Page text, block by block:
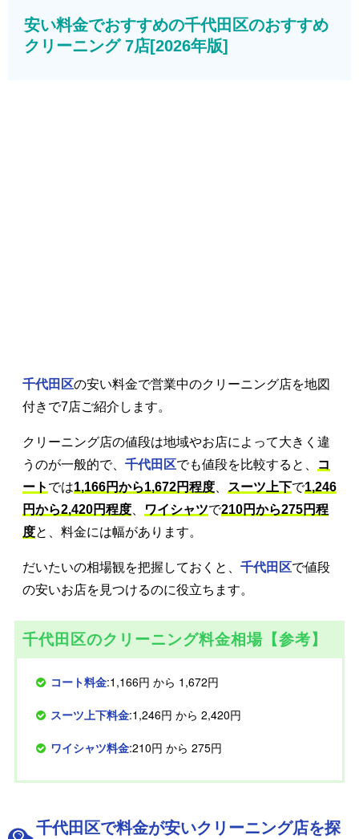
安い料金でおすすめの千代田区のおすすめ
クリーニング 7店[2026年版]
千代田区の安い料金で営業中のクリーニング店を地図
付きで7店ご紹介します。
クリーニング店の値段は地域やお店によって大きく違
うのが一般的で、 千代田区でも値段を比較すると、
コ
ート では1,166円から1,672円程度 スーツ上下で1,246
円から2,420円程度
ワイシャツで210円から275円程
度と、料金には幅があります。
だいたいの相場観を把握しておくと、 千代田区で値段
の安いお店を見つけるのに役立ちます。
千代田区のクリーニング料金相場【参考】
コート料金:1,166円 から 1,672円
スーツ上下料金:1,246円 から 2,420円
ワイシャツ料金:210円 から 275円
千代田区で料金が安いクリーニング店を探